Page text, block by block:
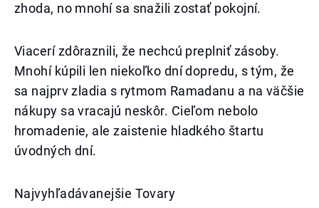
zhoda, no mnohí sa snažili zostať pokojní.
Viacerí zdôraznili, že nechcú preplniť zásoby.
Mnohí kúpili len niekoľko dní dopredu, s tým, že
sa najprv zladia s rytmom Ramadanu a na väčšie
nákupy sa vracajú neskôr. Cieľom nebolo
hromadenie, ale zaistenie hladkého štartu
úvodných dní.
Najvyhľadávanejšie Tovary